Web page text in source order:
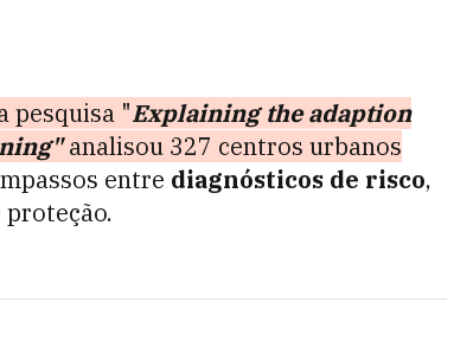
pesquisa "Explaining the adaption
analisou 327 centros urbanos
entre diagnósticos de risco,
proteção.